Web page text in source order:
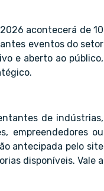
acontecerá de 10
eventos do setor
e aberto ao público,
de indústrias,
empreendedores ou
antecipada pelo site
disponíveis. Vale a